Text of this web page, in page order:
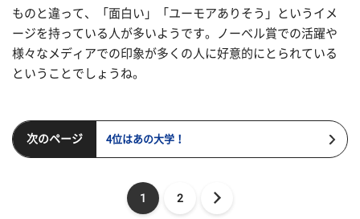
ものと違って、「面白い」「ユーモアありそう」というイメ
ージを持っている人が多いようです。ノーベル賞での活躍や
様々なメディアでの印象が多くの人に好意的にとられている
ということでしょうね。
次のページ 4位はあの大学！
1 2